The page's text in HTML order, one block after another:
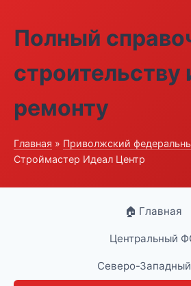
Полный
строительству
ремонту
Главная » Приволжский
Строймастер Идеал Центр
🏠 Главная
Центральный
Северо-